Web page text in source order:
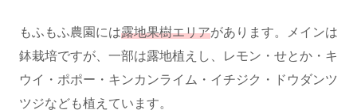
もふもふ農園には露地果樹エリアがあります。メインは
鉢栽培ですが、一部は露地植えし、レモン・せとか・キ
ウイ・ポポー・キンカンライム・イチジク・ドウダンツ
ツジなども植えています。